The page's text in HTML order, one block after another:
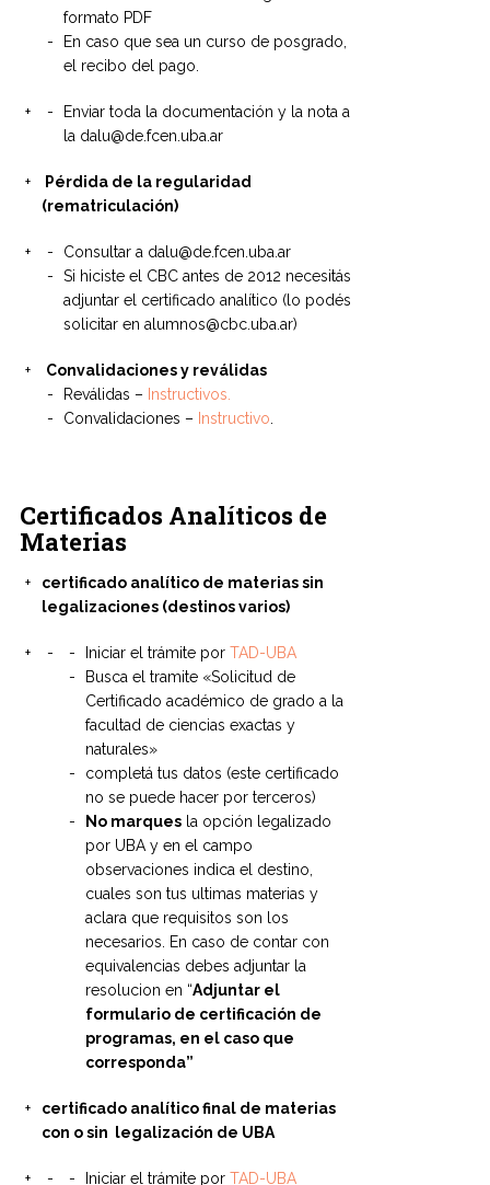
formato PDF
En caso que sea un curso de posgrado,
el recibo del pago.
Enviar toda la documentación y la nota a
la dalu@de.fcen.uba.ar
Pérdida de la regularidad
(rematriculación)
Consultar a dalu@de.fcen.uba.ar
Si hiciste el CBC antes de 2012 necesitás
adjuntar el certificado analítico (lo podés
solicitar en alumnos@cbc.uba.ar)
Convalidaciones y reválidas
Reválidas – Instructivos.
Convalidaciones – Instructivo
Certificados Analíticos de
Materias
certificado analítico de materias sin
legalizaciones (destinos varios)
Iniciar el trámite porTAD-UBA
Busca el tramite «Solicitud de
Certificado académico de grado a la
facultad de ciencias exactas y
naturales»
completá tus datos (este certificado
no se puede hacer por terceros)
No marquesla opción legalizado
por UBA y en el campo
observaciones indica el destino,
cuales son tus ultimas materias y
aclara que requisitos son los
necesarios. En caso de contar con
equivalencias debes adjuntar la
resolucion en “Adjuntar el
formulario de certificación de
programas, en el caso que
corresponda”
certificado analítico final de materias
con o sin legalización de UBA
Iniciar el trámite porTAD-UBA